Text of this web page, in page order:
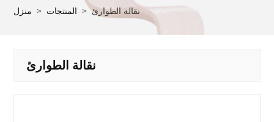
منزل > المنتجات > نقالة الطوارئ
نقالة الطوارئ